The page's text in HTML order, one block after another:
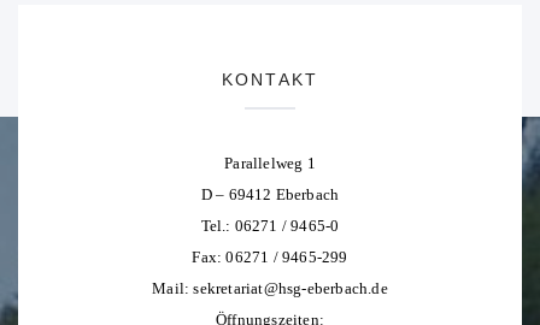
KONTAKT
Parallelweg 1
D – 69412 Eberbach
Tel.: 06271 / 9465-0
Fax: 06271 / 9465-299
Mail:sekretariat@hsg-eberbach.de
Öffnungszeiten: